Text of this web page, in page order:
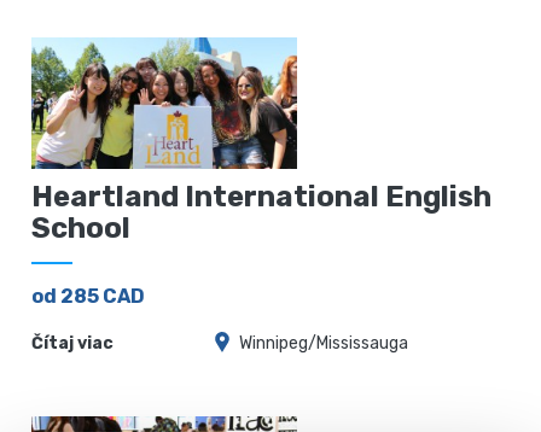
Heartland International English
School
od 285 CAD
Čítaj viac Winnipeg/Mississauga